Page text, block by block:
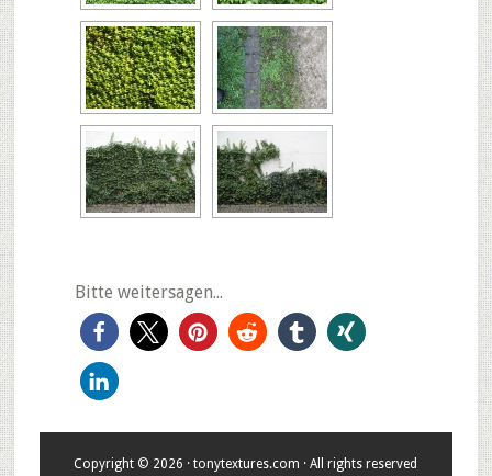
Bitte weitersagen...
Copyright © 2026 · tonytextures.com · All rights reserved